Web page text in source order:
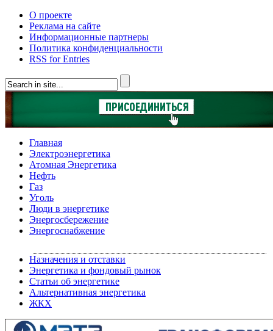
О проекте
Реклама на сайте
Информационные партнеры
Политика конфиденциальности
RSS for Entries
Главная
Электроэнергетика
Атомная Энергетика
Нефть
Газ
Уголь
Люди в энергетике
Энергосбережение
Энергоснабжение
Назначения и отставки
Энергетика и фондовый рынок
Статьи об энергетике
Альтернативная энергетика
ЖКХ